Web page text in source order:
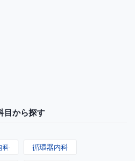
目から探す
科 循環器内科